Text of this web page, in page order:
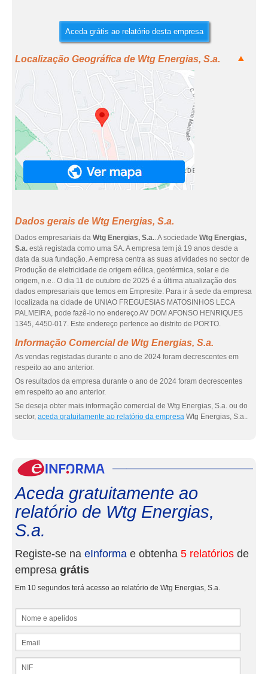
Aceda grátis ao relatório desta empresa
Localização Geográfica de Wtg Energias, S.a.
Dados gerais de Wtg Energias, S.a.
Dados empresariais da Wtg Energias, S.a.. A sociedade Wtg Energias,
S.a. está registada como uma SA. A empresa tem já 19 anos desde a
data da sua fundação. A empresa centra as suas atividades no sector de
Produção de eletricidade de origem eólica, geotérmica, solar e de
origem, n.e.. O dia 11 de outubro de 2025 é a última atualização dos
dados empresariais que temos em Empresite. Para ir à sede da empresa
localizada na cidade de UNIAO FREGUESIAS MATOSINHOS LECA
PALMEIRA, pode fazê-lo no endereço AV DOM AFONSO HENRIQUES
1345, 4450-017. Este endereço pertence ao distrito de PORTO.
Informação Comercial de Wtg Energias, S.a.
As vendas registadas durante o ano de 2024 foram decrescentes em
respeito ao ano anterior.
Os resultados da empresa durante o ano de 2024 foram decrescentes
em respeito ao ano anterior.
Se deseja obter mais informação comercial de Wtg Energias, S.a. ou do
sector, aceda gratuitamente ao relatório da empresa Wtg Energias, S.a..
Aceda gratuitamente ao
relatório de Wtg Energias,
S.a.
Registe-se na eInforma e obtenha 5 relatórios de
empresa grátis
Em 10 segundos terá acesso ao relatório de Wtg Energias, S.a.